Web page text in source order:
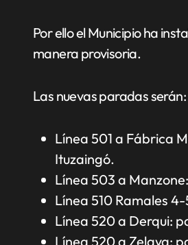
Por ello el Municipio ha
manera provisoria.
Las nuevas paradas serán:
Línea 501 a Fábrica
Ituzaingó.
Línea 503 a
Línea 510 Ramales
Línea 520 a Derqui:
Línea 520 a Zelaya: